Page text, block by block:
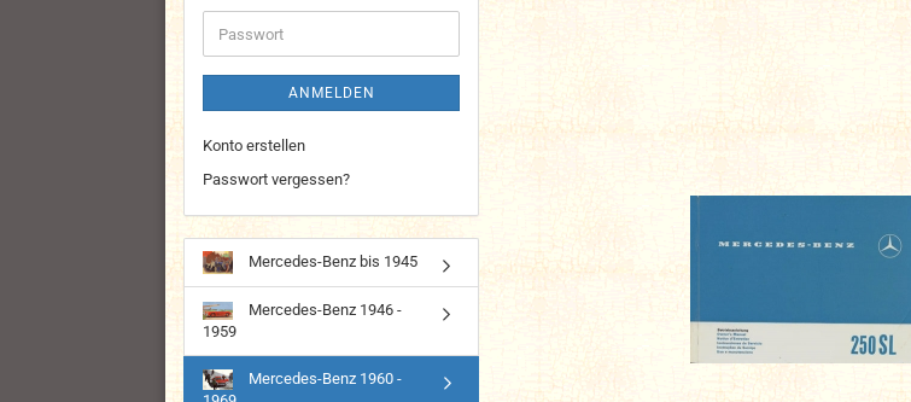
Adresse
Passwort
ANMELDEN
Konto erstellen
Passwort vergessen?
Mercedes-Benz bis 1945
Mercedes-Benz 1946 -
1959
Mercedes-Benz 1960 -